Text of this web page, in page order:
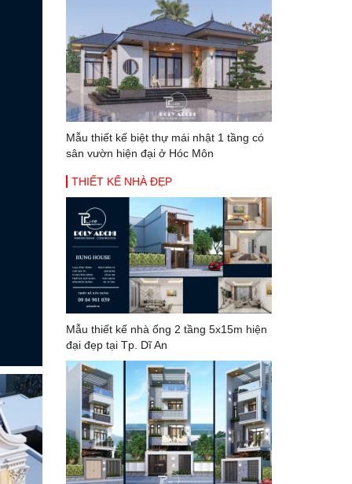
Mẫu thiết kế biệt thự mái nhật 1 tầng có
sân vườn hiện đại ở Hóc Môn
THIẾT KẾ NHÀ ĐẸP
Mẫu thiết kế nhà ống 2 tầng 5x15m hiện
đại đẹp tại Tp. Dĩ An